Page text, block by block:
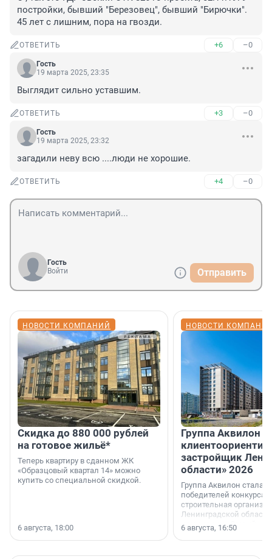
постройки, бывший "Березовец", бывший "Бирючки".
45 лет с лишним, пора на гвозди.
ОТВЕТИТЬ +6 –0
Гость
19 марта 2025, 23:35
Выглядит сильно уставшим.
ОТВЕТИТЬ +3 –0
Гость
19 марта 2025, 23:32
загадили неву всю ....люди не хорошие.
ОТВЕТИТЬ +4 –0
Гость
Войти
Отправить
НОВОСТИ КОМПАНИЙ
Скидка до 880 000 рублей
на готовое жильё*
Теперь квартиру в сданном ЖК
«Образцовый квартал 14» можно
купить со специальной скидкой.
6 августа, 18:00
НОВОСТИ
Группа Аквилон
застройщик
области» 2026
Группа Аквилон стала
победителей конкурса
строительная
Ленинградской области
номинации «Самый
застройщик
области».
6 августа, 16:50